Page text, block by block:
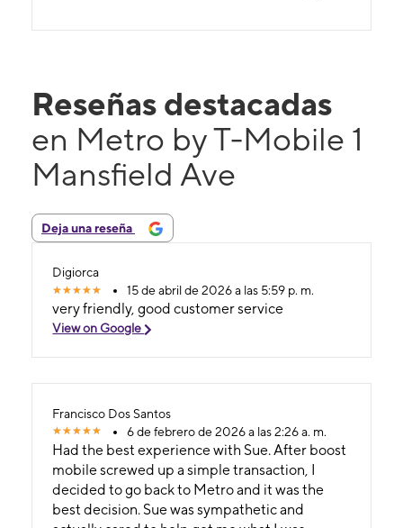
Reseñas destacadas
en Metro by T-Mobile 1
Mansfield Ave
Deja una reseña
Digiorca
15 de abril de 2026 a las 5:59 p. m.
very friendly, good customer service
View on Google
Francisco Dos Santos
6 de febrero de 2026 a las 2:26 a. m.
Had the best experience with Sue. After boost
mobile screwed up a simple transaction, I
decided to go back to Metro and it was the
best decision. Sue was sympathetic and